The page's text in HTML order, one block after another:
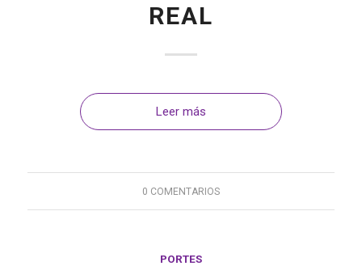
REAL
Leer más
0 COMENTARIOS
PORTES